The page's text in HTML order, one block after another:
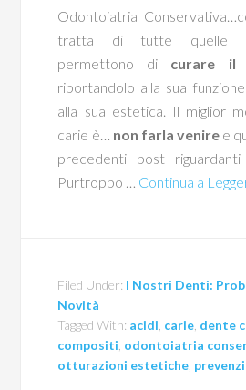
Odontoiatria
tratta di tutte quelle
permettono di curare il
riportandolo alla sua
alla sua estetica. Il miglior
carie è… non farla veniree
precedenti post riguardanti
Purtroppo … Continua a
Filed Under: I Nostri Denti:
Novità
Tagged With: acidi carie dente
compositi odontoiatria
otturazioni estetiche